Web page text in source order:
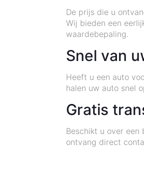
De prijs die u
Wij bieden een
waardebepaling.
Snel van
Heeft u een auto
halen uw auto snel
Gratis
Beschikt u over een
ontvang direct